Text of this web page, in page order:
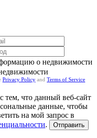
о недвижимости
Privacy Policy and Terms of Service
тем, что данный веб-сайт
данные, чтобы
на мой запрос в
. Отправить